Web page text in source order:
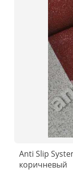
Anti Slip
коричневый